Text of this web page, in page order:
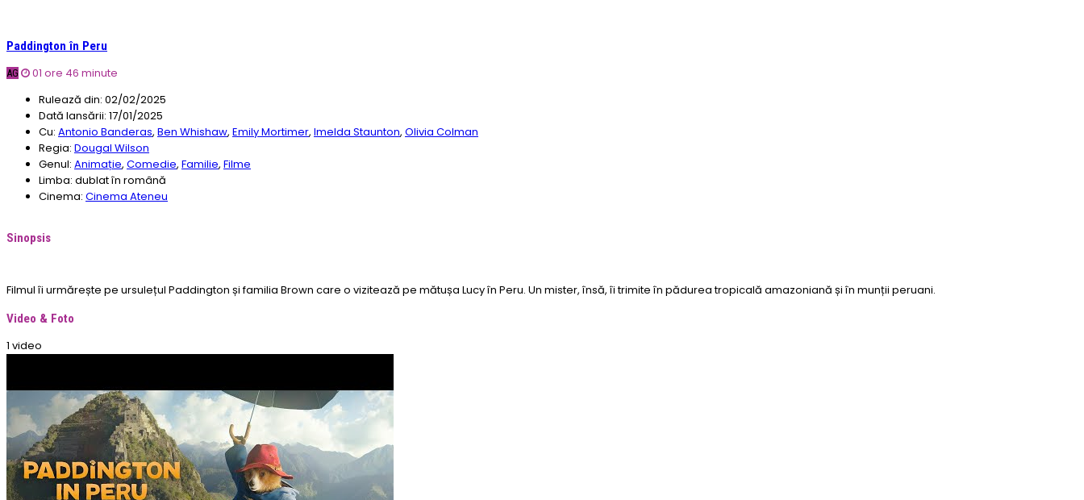
Paddington în Peru
AG
01 ore 46 minute
Rulează din: 02/02/2025
Dată lansării: 17/01/2025
Cu: Antonio Banderas, Ben Whishaw, Emily Mortimer, Imelda Staunton, Olivia Colman
Regia: Dougal Wilson
Genul: Animație, Comedie, Familie, Filme
Limba: dublat în română
Cinema: Cinema Ateneu
Sinopsis
Filmul îi urmărește pe ursulețul Paddington și familia Brown care o vizitează pe mătușa Lucy în Peru. Un mister, însă, îi trimite în pădurea tropicală amazoniană și în munții peruani.
Video & Foto
1 video